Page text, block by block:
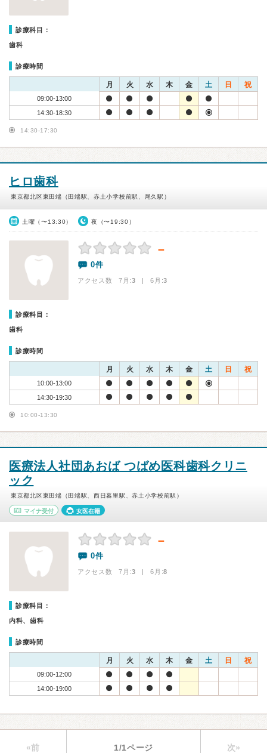
診療科目：
歯科
診療時間
月 火 水 木 金 土 日 祝
09:00-13:00
14:30-18:30
14:30-17:30
ヒロ歯科
東京都北区東田端（田端駅、赤土小学校前駅、尾久駅）
土曜（〜13:30） 夜（〜19:30）
－
0件
アクセス数 7月:3 | 6月:3
診療科目：
歯科
診療時間
月 火 水 木 金 土 日 祝
10:00-13:00
14:30-19:30
10:00-13:30
医療法人社団あおば つばめ医科歯科クリニ
ック
東京都北区東田端（田端駅、西日暮里駅、赤土小学校前駅）
マイナ受付 女医在籍
－
0件
アクセス数 7月:3 | 6月:8
診療科目：
内科、歯科
診療時間
月 火 水 木 金 土 日 祝
09:00-12:00
14:00-19:00
«前 1/1ページ 次»